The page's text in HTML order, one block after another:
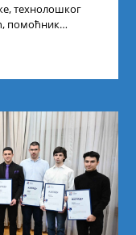
технолошког
помоћник